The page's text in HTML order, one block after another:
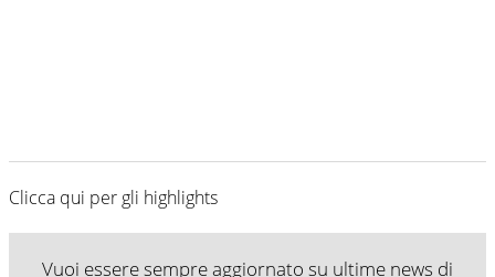
Clicca qui per gli highlights
Vuoi essere sempre aggiornato su ultime news di